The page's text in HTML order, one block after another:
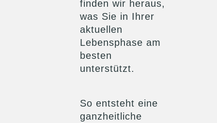
finden wir heraus,
was Sie in Ihrer
aktuellen
Lebensphase am
besten
unterstützt.
So entsteht eine
ganzheitliche